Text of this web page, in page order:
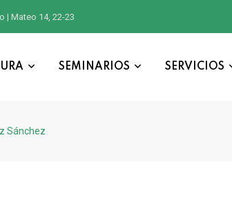
| Mateo 14, 22-23
SEMINARIOS SERVICIOS
Sánchez